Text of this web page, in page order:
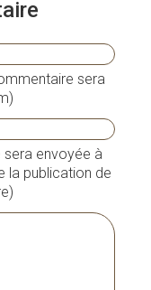
sera
sera envoyée à
la publication de